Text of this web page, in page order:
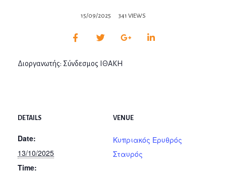
15/09/2025 341 VIEWS
Διοργανωτής: Σύνδεσμος ΙΘΑΚΗ
DETAILS
Date:
13/10/2025
Time:
VENUE
Κυπριακός Ερυθρός
Σταυρός